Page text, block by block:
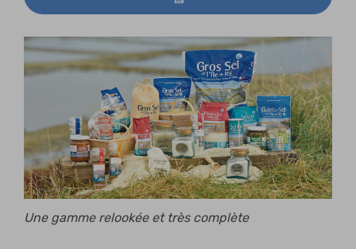
Une gamme relookée et très complète